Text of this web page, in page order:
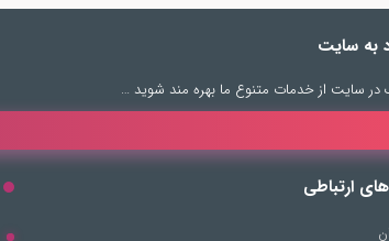
به سایت
در سایت از خدمات متنوع ما بهره مند شوید …
ارتباطی